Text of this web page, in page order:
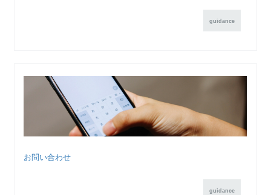
guidance
お問い合わせ
guidance